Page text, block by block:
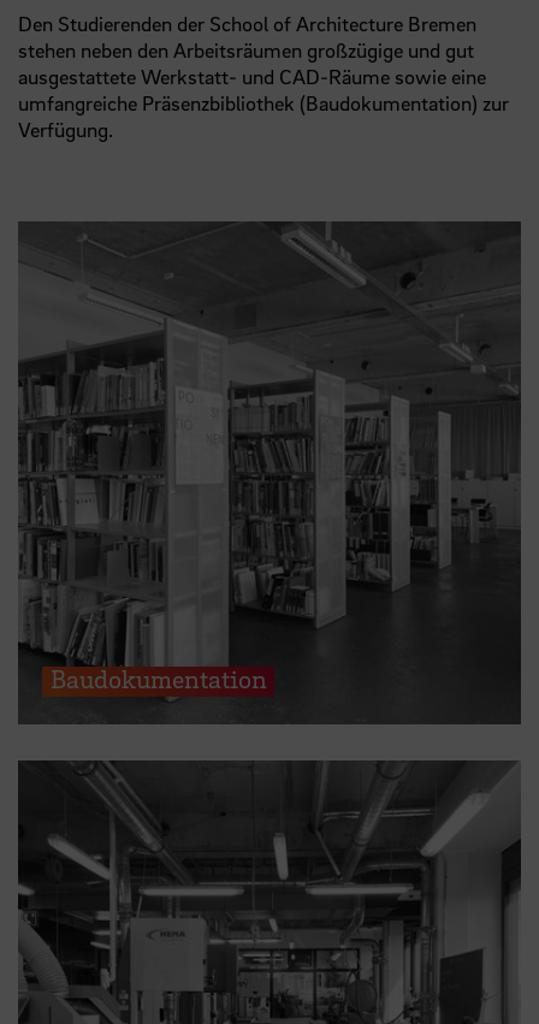
Den Studierenden der School of Architecture Bremen
stehen neben den Arbeitsräumen großzügige und gut
ausgestattete Werkstatt- und CAD-Räume sowie eine
umfangreiche Präsenzbibliothek (Baudokumentation) zur
Verfügung.
Baudokumentation